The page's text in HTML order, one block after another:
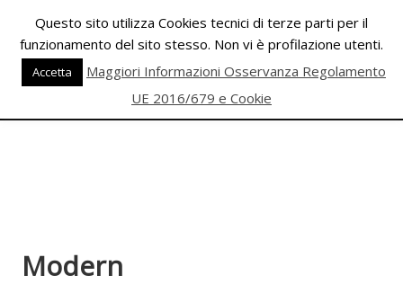
content
PALESTRA
perModern
Questo sito utilizza Cookies tecnici di terze parti per il
funzionamento del sito stesso. Non vi è profilazione utenti.
Accetta
Maggiori Informazioni Osservanza Regolamento
UE 2016/679 e Cookie